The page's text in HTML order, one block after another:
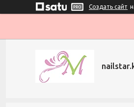
Создать сайт